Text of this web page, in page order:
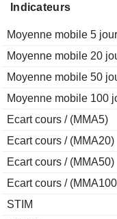
Indicateurs
Moyenne mobile 5
Moyenne mobile 20
Moyenne mobile 50
Moyenne mobile 100
Ecart cours / (MMA5)
Ecart cours / (MMA20)
Ecart cours / (MMA50)
Ecart cours /
STIM
2012
2011
2010
2009
2008
2007
2006
2005
2004
2003